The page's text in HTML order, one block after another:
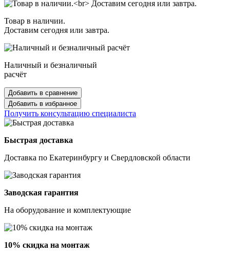
Товар в наличии.
Доставим сегодня или завтра.
Наличный и безналичный
расчёт
Добавить в сравнение
Добавить в избранное
Получить консультацию специалиста
Быстрая доставка
Доставка по Екатеринбургу и Свердловской области
Заводская гарантия
На оборудование и комплектующие
10% скидка на монтаж